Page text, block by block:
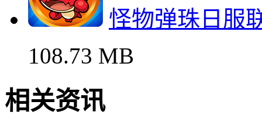
怪物弹珠日服
108.73 MB
相关资讯